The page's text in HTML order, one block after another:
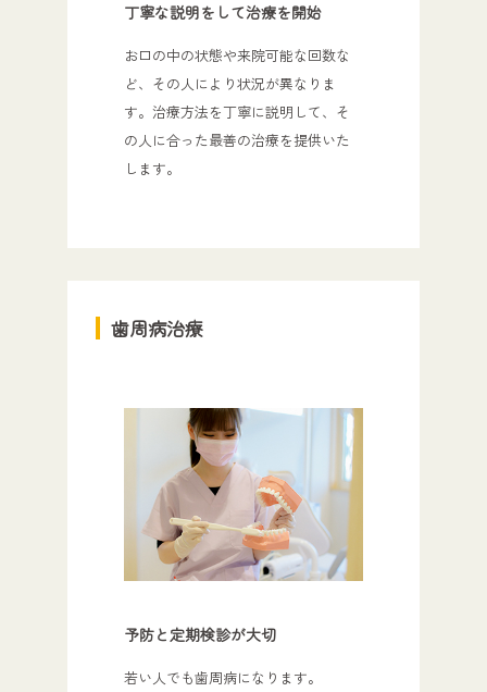
丁寧な説明をして治療を開始
お口の中の状態や来院可能な回数な
ど、その人により状況が異なりま
す。治療方法を丁寧に説明して、そ
の人に合った最善の治療を提供いた
します。
歯周病治療
予防と定期検診が大切
若い人でも歯周病になります。